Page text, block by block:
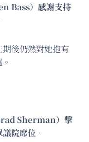
Bass） 感謝支持
後仍然對她抱有
Sherman）擊
院席位 。